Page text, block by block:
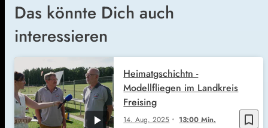
Das könnte Dich auch
interessieren
bookmark_border
14. Aug. 2025 13:00 Min.
Heimatgschichtn -
Modellfliegen im Landkreis
Freising